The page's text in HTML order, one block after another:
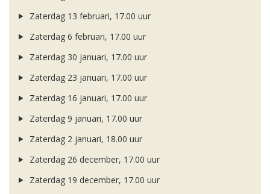
Zaterdag 13 februari, 17.00 uur
Zaterdag 6 februari, 17.00 uur
Zaterdag 30 januari, 17.00 uur
Zaterdag 23 januari, 17.00 uur
Zaterdag 16 januari, 17.00 uur
Zaterdag 9 januari, 17.00 uur
Zaterdag 2 januari, 18.00 uur
Zaterdag 26 december, 17.00 uur
Zaterdag 19 december, 17.00 uur